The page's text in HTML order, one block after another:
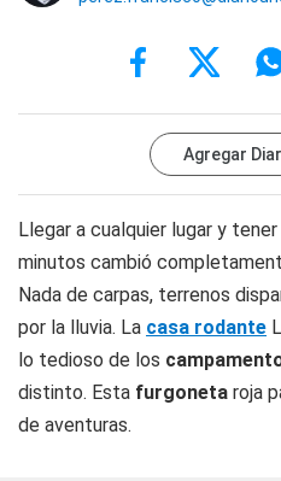
Agregar
Llegar a cualquier lugar y
minutos cambió
Nada de carpas, terrenos
por la lluvia. La casa rodante
lo tedioso de los
distinto. Esta furgoneta roja
de aventuras.